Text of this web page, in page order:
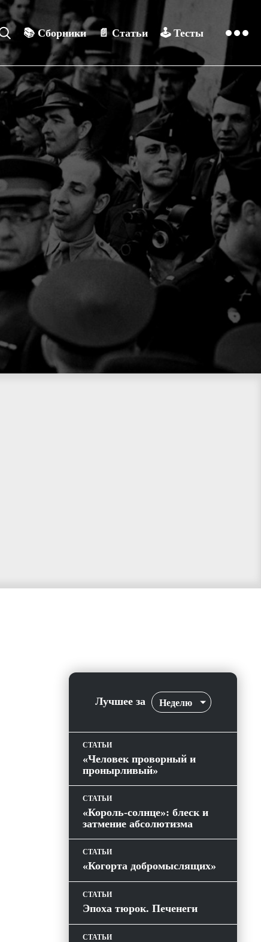
📚 Сборники 📄 Статьи 🕹️ Тесты
Лучшее за Неделю
СТАТЬИ
«Человек проворный и
пронырливый»
СТАТЬИ
«Король-солнце»: блеск и
затмение абсолютизма
СТАТЬИ
«Когорта добромыслящих»
СТАТЬИ
Эпоха тюрок. Печенеги
СТАТЬИ